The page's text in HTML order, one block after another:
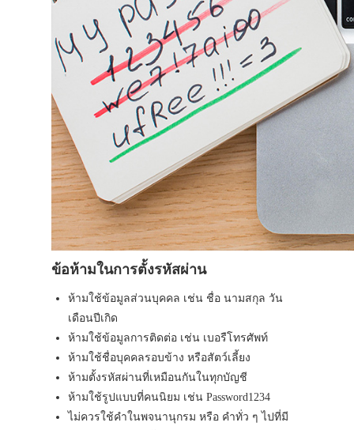
ข้อห้ามในการตั้งรหัสผ่าน
ห้ามใช้ข้อมูลส่วนบุคคล เช่น ชื่อ นามสกุล วัน
เดือนปีเกิด
ห้ามใช้ข้อมูลการติดต่อ เช่น เบอรืโทรศัพท์
ห้ามใช้ชื่อบุคคลรอบข้าง หรือสัตว์เลี้ยง
ห้ามตั้งรหัสผ่านที่เหมือนกันในทุกบัญชี
ห้ามใช้รูปแบบที่คนนิยม เช่น Password1234
ไม่ควรใช้คำในพจนานุกรม หรือ คำทั่ว ๆ ไปที่มี